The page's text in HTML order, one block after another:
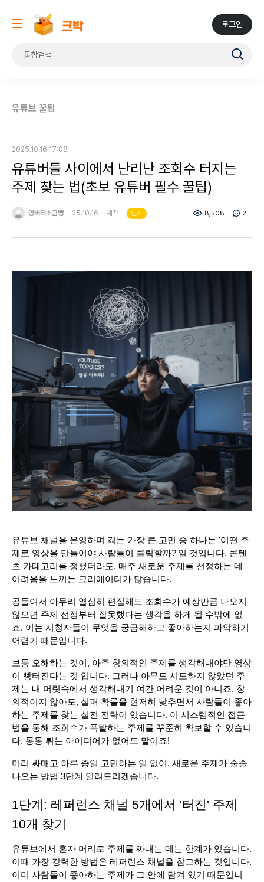
로그인
유튜브 꿀팁
2025.10.16 17:08
유튜버들 사이에서 난리난 조회수 터지는
주제 찾는 법(초보 유튜버 필수 꿀팁)
앙버터소금빵 25.10.16 제작 인기 8,508 2
유튜브 채널을 운영하며 겪는 가장 큰 고민 중 하나는 '어떤 주
제로 영상을 만들어야 사람들이 클릭할까?'일 것입니다. 콘텐
츠 카테고리를 정했더라도, 매주 새로운 주제를 선정하는 데
어려움을 느끼는 크리에이터가 많습니다.
공들여서 아무리 열심히 편집해도 조회수가 예상만큼 나오지
않으면 주제 선정부터 잘못했다는 생각을 하게 될 수밖에 없
죠. 이는 시청자들이 무엇을 궁금해하고 좋아하는지 파악하기
어렵기 때문입니다.
보통 오해하는 것이, 아주 창의적인 주제를 생각해내야만 영상
이 빵터진다는 것 입니다. 그러나 아무도 시도하지 않았던 주
제는 내 머릿속에서 생각해내기 여간 어려운 것이 아니죠. 창
의적이지 않아도, 실패 확률을 현저히 낮추면서 사람들이 좋아
하는 주제를 찾는 실전 전략이 있습니다. 이 시스템적인 접근
법을 통해 조회수가 폭발하는 주제를 꾸준히 확보할 수 있습니
다. 통통 튀는 아이디어가 없어도 말이죠!
머리 싸매고 하루 종일 고민하는 일 없이, 새로운 주제가 술술
나오는 방법 3단계 알려드리겠습니다.
1단계: 레퍼런스 채널 5개에서 '터진' 주제
10개 찾기
유튜브에서 혼자 머리로 주제를 짜내는 데는 한계가 있습니다.
이때 가장 강력한 방법은 레퍼런스 채널을 참고하는 것입니다.
이미 사람들이 좋아하는 주제가 그 안에 담겨 있기 때문입니